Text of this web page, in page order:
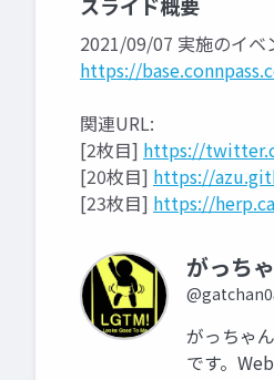
2021/09/07 実施のイベ
https://
関連URL:
[2枚目] https://
[20枚目] https://
[23枚目] https://
がっち
がっちゃ
です。